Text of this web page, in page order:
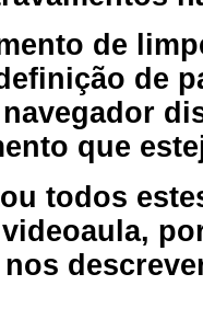
de
de
que
todos
nos